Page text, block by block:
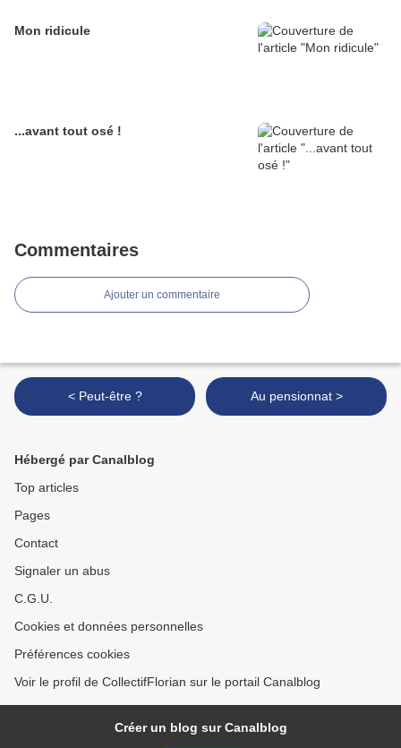
Mon ridicule
...avant tout osé !
Commentaires
Ajouter un commentaire
< Peut-être ? Au pensionnat >
Hébergé par Canalblog
Top articles
Pages
Contact
Signaler un abus
C.G.U.
Cookies et données personnelles
Préférences cookies
Voir le profil de CollectifFlorian sur le portail Canalblog
Créer un blog sur Canalblog